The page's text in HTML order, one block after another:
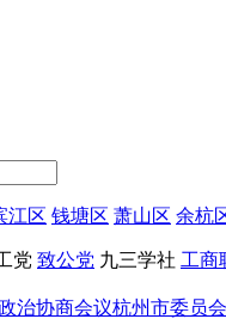
江区 钱塘区 萧山区 余杭
党 致公党 九三学社 工商
治协商会议杭州市委员会